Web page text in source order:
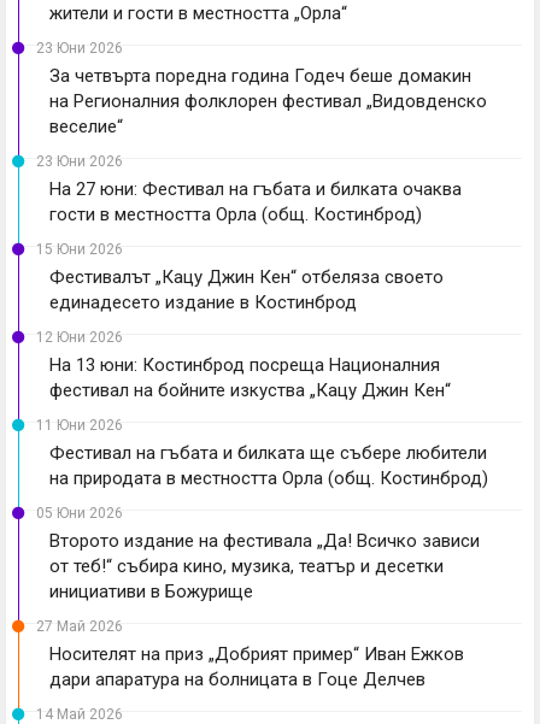
жители и гости в местността „Орла“
23 Юни 2026
За четвърта поредна година Годеч беше домакин
на Регионалния фолклорен фестивал „Видовденско
веселие“
23 Юни 2026
На 27 юни: Фестивал на гъбата и билката очаква
гости в местността Орла (общ. Костинброд)
15 Юни 2026
Фестивалът „Кацу Джин Кен“ отбеляза своето
единадесето издание в Костинброд
12 Юни 2026
На 13 юни: Костинброд посреща Националния
фестивал на бойните изкуства „Кацу Джин Кен“
11 Юни 2026
Фестивал на гъбата и билката ще събере любители
на природата в местността Орла (общ. Костинброд)
05 Юни 2026
Второто издание на фестивала „Да! Всичко зависи
от теб!“ събира кино, музика, театър и десетки
инициативи в Божурище
27 Май 2026
Носителят на приз „Добрият пример“ Иван Ежков
дари апаратура на болницата в Гоце Делчев
14 Май 2026